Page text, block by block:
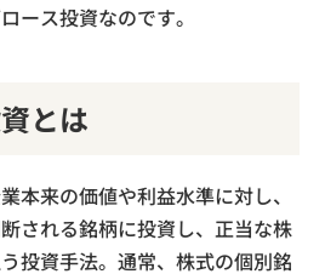
ース投資なのです。
とは
本来の価値や利益水準に対し、
される銘柄に投資し、正当な株
投資手法。通常、株式の個別銘